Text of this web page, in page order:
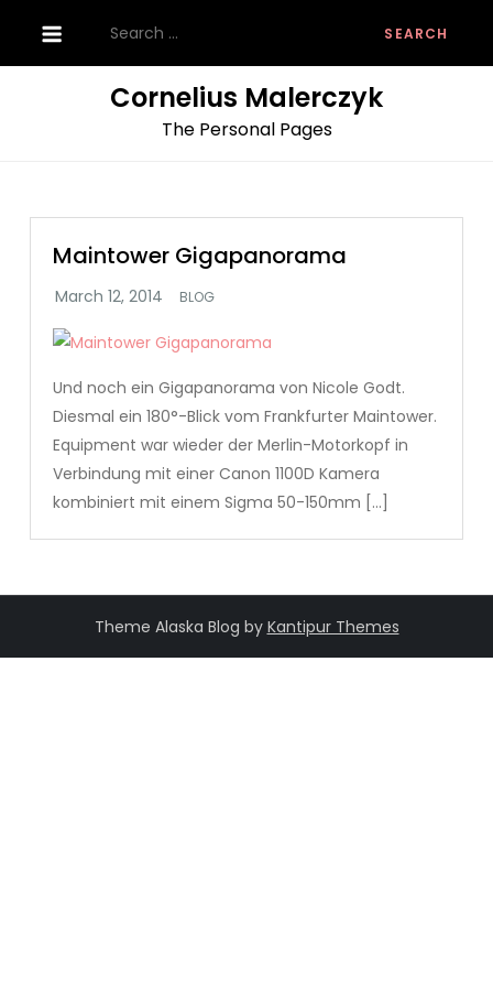
content
for:
Cornelius Malerczyk
The Personal Pages
Maintower Gigapanorama
BLOG
Und noch ein Gigapanorama von Nicole Godt.
Diesmal ein 180°-Blick vom Frankfurter Maintower.
Equipment war wieder der Merlin-Motorkopf in
Verbindung mit einer Canon 1100D Kamera
kombiniert mit einem Sigma 50-150mm […]
Theme Alaska Blog by Kantipur Themes